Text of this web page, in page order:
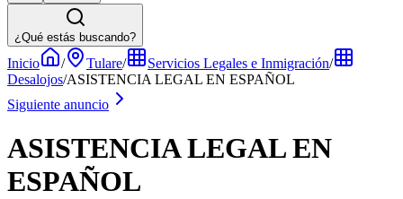
¿Qué estás buscando?
Inicio / Tulare/ Servicios Legales e Inmigración/
Desalojos/ASISTENCIA LEGAL EN ESPAÑOL
Siguiente anuncio
ASISTENCIA LEGAL EN
ESPAÑOL